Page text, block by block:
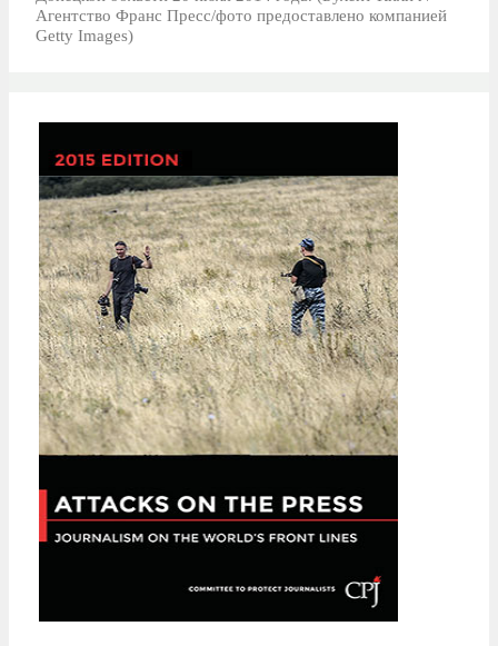
Агентство Франс Пресс/фото предоставлено компанией
Getty Images)